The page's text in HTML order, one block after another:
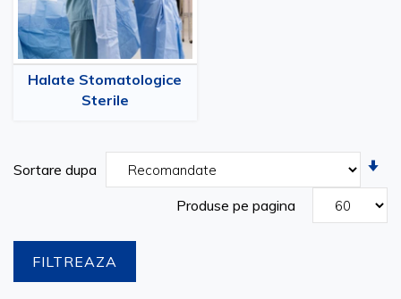
Halate Stomatologice
Sterile
Sortare dupa
Produse pe pagina
FILTREAZA